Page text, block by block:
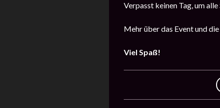
Verpasst keinen Tag, um
Mehr über das Event und
Viel Spaß!